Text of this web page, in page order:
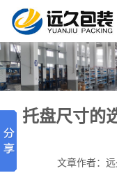
托盘尺寸的
文章作者：